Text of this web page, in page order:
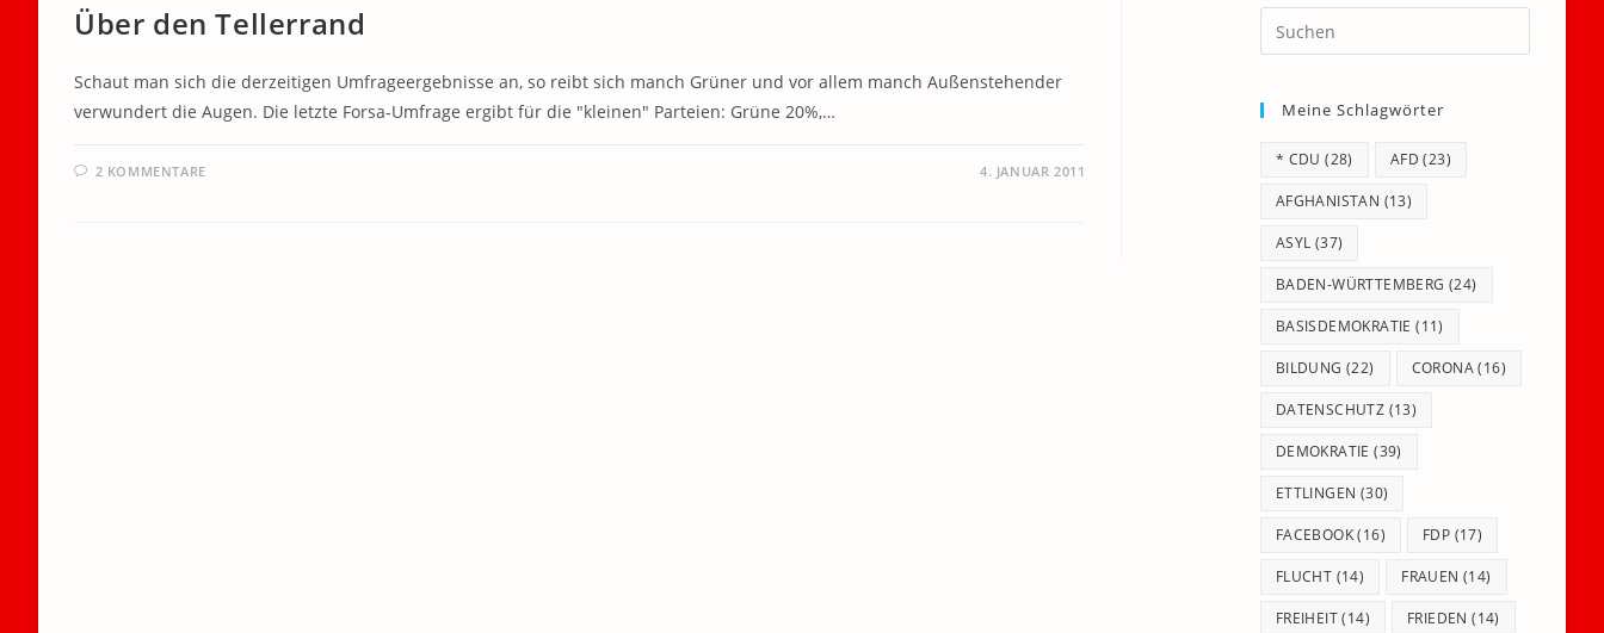
Über den Tellerrand
Schaut man sich die derzeitigen Umfrageergebnisse an, so reibt sich manch Grüner und vor allem manch Außenstehender
verwundert die Augen. Die letzte Forsa-Umfrage ergibt für die "kleinen" Parteien: Grüne 20%,…
2 KOMMENTARE 4. JANUAR 2011
Escape
Meine Schlagwörter
* CDU (28) AFD (23)
AFGHANISTAN (13)
ASYL (37)
BADEN-WÜRTTEMBERG (24)
BASISDEMOKRATIE (11)
BILDUNG (22) CORONA(16)
DATENSCHUTZ (13)
DEMOKRATIE (39)
ETTLINGEN (30)
FACEBOOK(16) FDP (17)
FLUCHT (14) FRAUEN (14)
FREIHEIT(14) FRIEDEN (14)